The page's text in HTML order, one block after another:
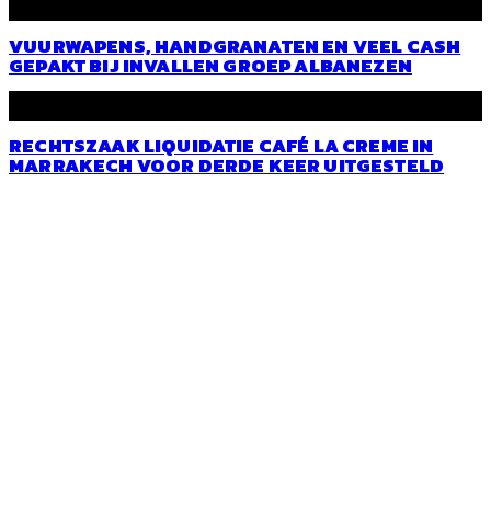
VUURWAPENS, HANDGRANATEN EN VEEL CASH
GEPAKT BIJ INVALLEN GROEP ALBANEZEN
RECHTSZAAK LIQUIDATIE CAFÉ LA CREME IN
MARRAKECH VOOR DERDE KEER UITGESTELD